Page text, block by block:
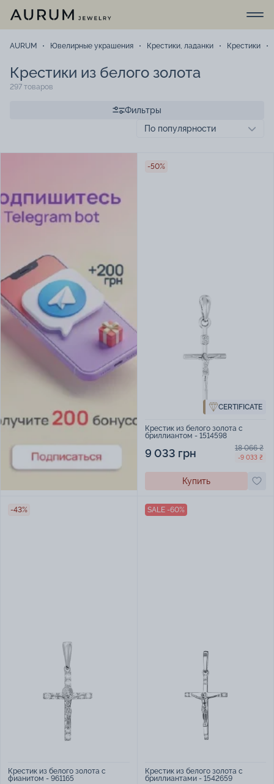
AURUM Ювелирные украшения Крестики, ладанки Крестики
Крестики из белого золота
297 товаров
Фильтры
-50%
CERTIFICATE
Крестик из белого золота с
бриллиантом - 1514598
9 033 грн 18 066 ₴
-9 033 ₴
Купить
-43%
Крестик из белого золота с
фианитом - 961165
SALE -60%
Крестик из белого золота с
бриллиантами - 1542659